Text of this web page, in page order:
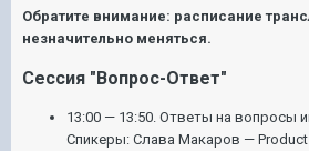
Обратите внимание: расписание
незначительно меняться.
Сессия "Вопрос-Ответ"
13:00 — 13:50. Ответы на вопросы
Спикеры: Слава Макаров — Product